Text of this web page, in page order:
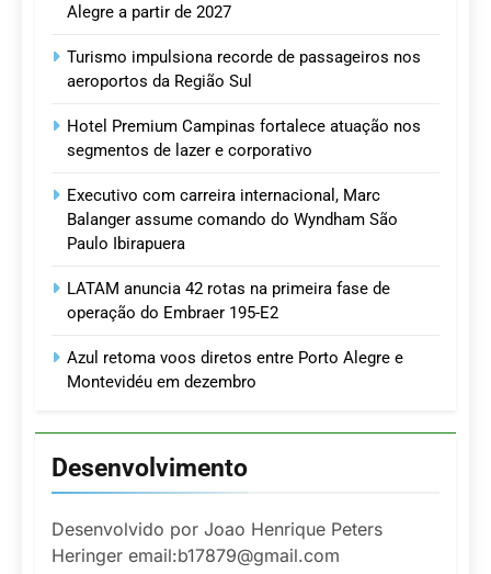
Alegre a partir de 2027
Turismo impulsiona recorde de passageiros nos
aeroportos da Região Sul
Hotel Premium Campinas fortalece atuação nos
segmentos de lazer e corporativo
Executivo com carreira internacional, Marc
Balanger assume comando do Wyndham São
Paulo Ibirapuera
LATAM anuncia 42 rotas na primeira fase de
operação do Embraer 195-E2
Azul retoma voos diretos entre Porto Alegre e
Montevidéu em dezembro
Desenvolvimento
Desenvolvido por Joao Henrique Peters
Heringer email:b17879@gmail.com